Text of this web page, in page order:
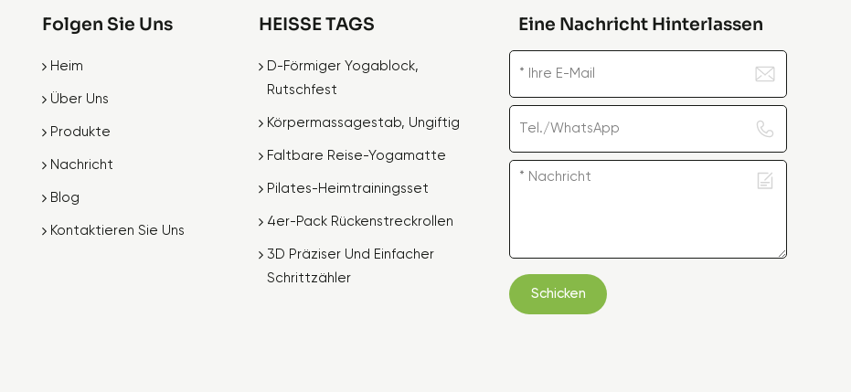
Folgen Sie Uns
Heim
Über Uns
Produkte
Nachricht
Blog
Kontaktieren Sie Uns
HEISSE TAGS
D-Förmiger Yogablock,
Rutschfest
Körpermassagestab, Ungiftig
Faltbare Reise-Yogamatte
Pilates-Heimtrainingsset
4er-Pack Rückenstreckrollen
3D Präziser Und Einfacher
Schrittzähler
Eine Nachricht Hinterlassen
Schicken